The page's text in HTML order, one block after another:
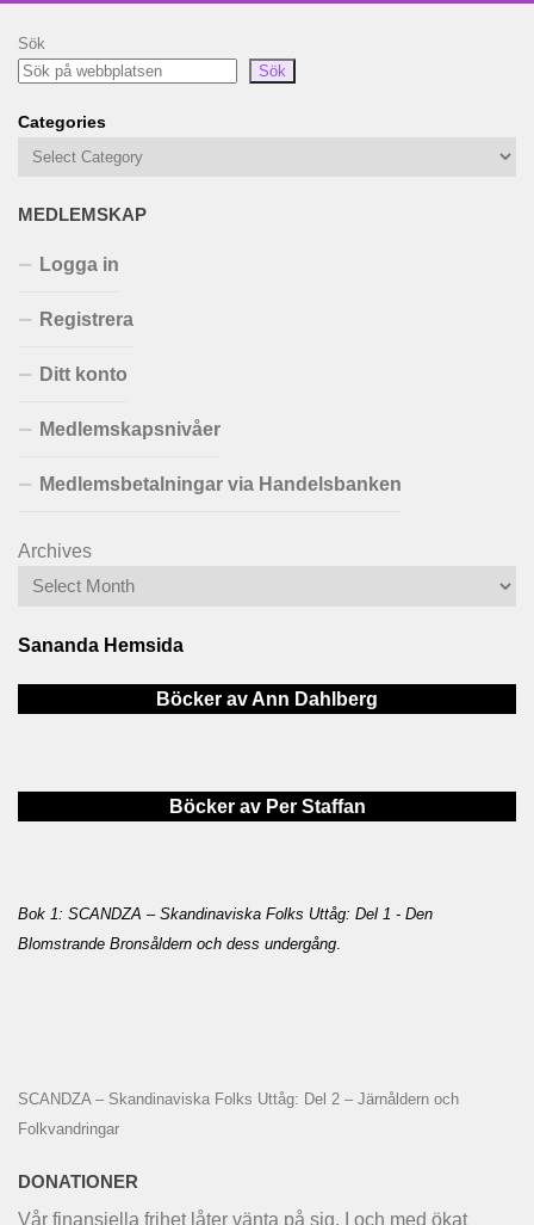
Sök
Sök
Categories
MEDLEMSKAP
Logga in
Registrera
Ditt konto
Medlemskapsnivåer
Medlemsbetalningar via Handelsbanken
Archives
Sananda Hemsida
Böcker av Ann Dahlberg
Böcker av Per Staffan
Bok 1: SCANDZA – Skandinaviska Folks Uttåg: Del 1 - Den
Blomstrande Bronsåldern och dess undergång
SCANDZA – Skandinaviska Folks Uttåg: Del 2 – Järnåldern och
Folkvandringar
DONATIONER
Vår finansiella frihet låter vänta på sig. I och med ökat